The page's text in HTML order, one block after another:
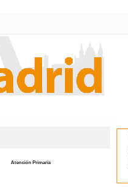
Atención Primaria